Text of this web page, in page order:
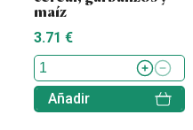
maíz
3.71 €
Añadir